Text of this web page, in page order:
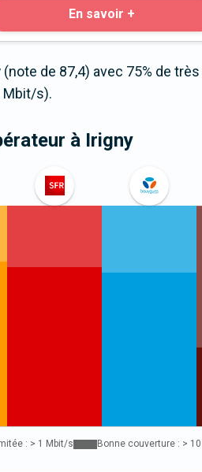
En savoir +
(note de 87,4) avec 75% de
Mbit/s).
à Irigny
: > 1 Mbit/s Bonne couverture : >